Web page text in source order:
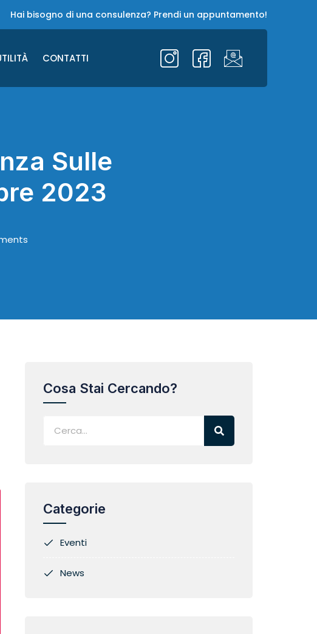
Hai bisogno di una consulenza? Prendi un appuntamento!
CONTATTI
Sulle
2023
Cosa Stai Cercando?
Categorie
Eventi
News